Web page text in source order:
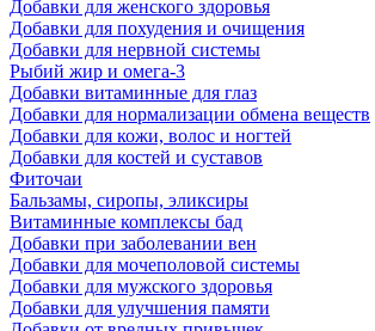
Добавки для женского здоровья
Добавки для похудения и очищения
Добавки для нервной системы
Рыбий жир и омега-3
Добавки витаминные для глаз
Добавки для нормализации обмена веществ
Добавки для кожи, волос и ногтей
Добавки для костей и суставов
Фиточаи
Бальзамы, сиропы, эликсиры
Витаминные комплексы бад
Добавки при заболевании вен
Добавки для мочеполовой системы
Добавки для мужского здоровья
Добавки для улучшения памяти